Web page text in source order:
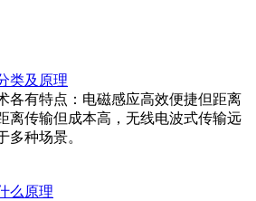
类及原理
各有特点：电磁感应高效便捷但距离
离传输但成本高，无线电波式传输远
多种场景。
么原理